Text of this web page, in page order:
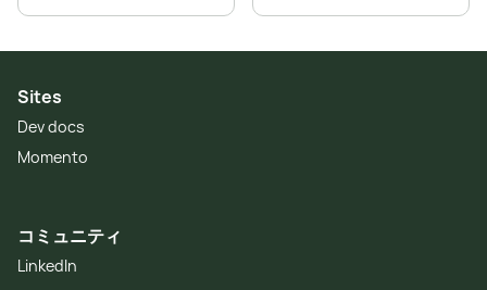
Sites
Dev docs
Momento
コミュニティ
LinkedIn